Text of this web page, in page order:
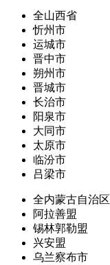
全山西省
忻州市
运城市
晋中市
朔州市
晋城市
长治市
阳泉市
大同市
太原市
临汾市
吕梁市
全内蒙古自治区
阿拉善盟
锡林郭勒盟
兴安盟
乌兰察布市